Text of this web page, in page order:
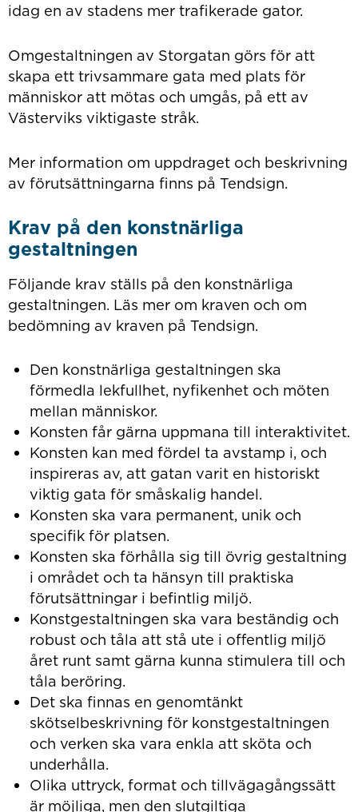
idag en av stadens mer trafikerade gator.
Omgestaltningen av Storgatan görs för att
skapa ett trivsammare gata med plats för
människor att mötas och umgås, på ett av
Västerviks viktigaste stråk.
Mer information om uppdraget och beskrivning
av förutsättningarna finns på Tendsign.
Krav på den konstnärliga
gestaltningen
Följande krav ställs på den konstnärliga
gestaltningen. Läs mer om kraven och om
bedömning av kraven på Tendsign.
Den konstnärliga gestaltningen ska
förmedla lekfullhet, nyfikenhet och möten
mellan människor.
Konsten får gärna uppmana till interaktivitet.
Konsten kan med fördel ta avstamp i, och
inspireras av, att gatan varit en historiskt
viktig gata för småskalig handel.
Konsten ska vara permanent, unik och
specifik för platsen.
Konsten ska förhålla sig till övrig gestaltning
i området och ta hänsyn till praktiska
förutsättningar i befintlig miljö.
Konstgestaltningen ska vara beständig och
robust och tåla att stå ute i offentlig miljö
året runt samt gärna kunna stimulera till och
tåla beröring.
Det ska finnas en genomtänkt
skötselbeskrivning för konstgestaltningen
och verken ska vara enkla att sköta och
underhålla.
Olika uttryck, format och tillvägagångssätt
är möjliga, men den slutgiltiga